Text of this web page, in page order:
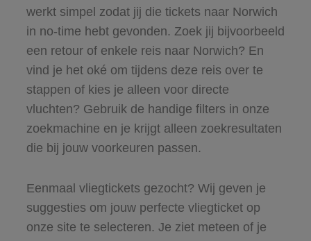
werkt simpel zodat jij die tickets naar Norwich
in no-time hebt gevonden. Zoek jij bijvoorbeeld
een retour of enkele reis naar Norwich? En
vind je het oké om tijdens deze reis over te
stappen of kies je alleen voor directe
vluchten? Gebruik de handige filters in onze
zoekmachine en je krijgt alleen zoekresultaten
die bij jouw voorkeuren passen.
Eenmaal vliegtickets gezocht? Wij geven je
suggesties om jouw perfecte vliegticket op
onze site te selecteren. Je ziet meteen of je